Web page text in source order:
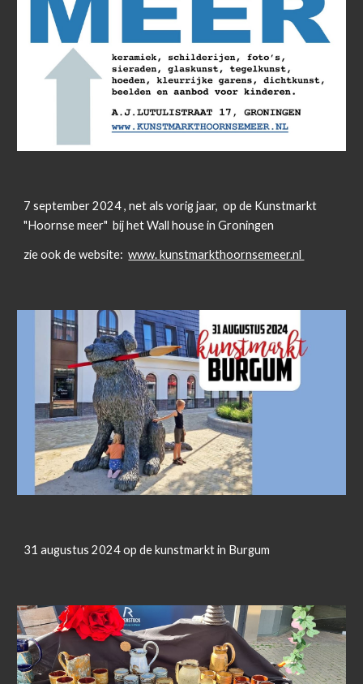
7 september 2024 , net als vorig jaar, op de Kunstmarkt
"Hoornse meer" bij het Wall house in Groningen
zie ook de website:www. kunstmarkthoornsemeer.nl
31 augustus 2024 op de kunstmarkt in Burgum